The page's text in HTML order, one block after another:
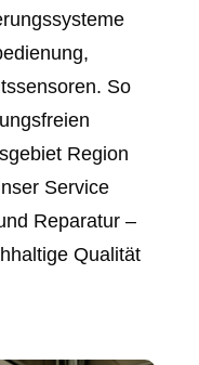
So
Region
Service
Reparatur –
Qualität